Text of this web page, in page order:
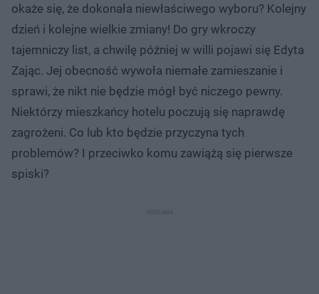
okaże się, że dokonała niewłaściwego wyboru? Kolejny
dzień i kolejne wielkie zmiany! Do gry wkroczy
tajemniczy list, a chwilę później w willi pojawi się Edyta
Zając. Jej obecność wywoła niemałe zamieszanie i
sprawi, że nikt nie będzie mógł być niczego pewny.
Niektórzy mieszkańcy hotelu poczują się naprawdę
zagrożeni. Co lub kto będzie przyczyna tych
problemów? I przeciwko komu zawiążą się pierwsze
spiski?